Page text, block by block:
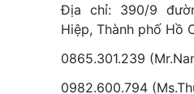
Địa chỉ: 390/9
Hiệp, Thành phố Hồ
0865.301.239
0982.600.794